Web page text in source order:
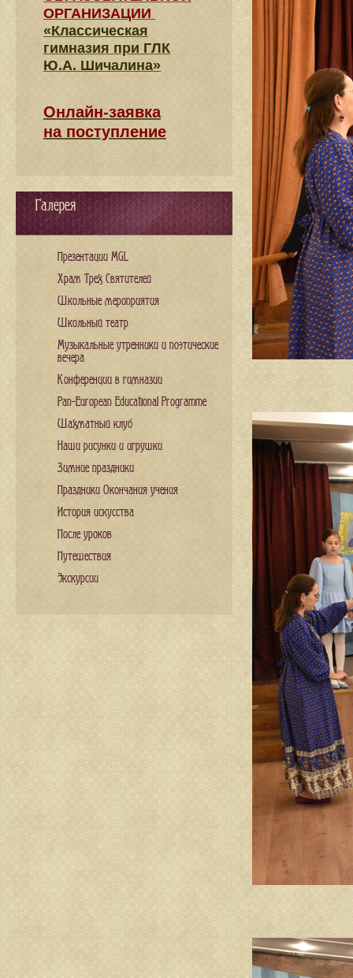
ОРГАНИЗАЦИИ
«Классическая
гимназия при ГЛК
Ю.А. Шичалина»
Онлайн-заявка
на поступление
Галерея
Презентации MGL
Храм Трех Святителей
Школьные мероприятия
Школьный театр
Музыкальные утренники и поэтические
вечера
Конференции в гимназии
Pan-European Educational Programme
Шахматный клуб
Наши рисунки и игрушки
Зимние праздники
Праздники Окончания учения
История искусства
После уроков
Путешествия
Экскурсии